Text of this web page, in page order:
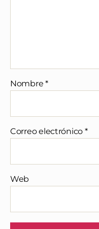
Nombre*
Correo electrónico *
Web